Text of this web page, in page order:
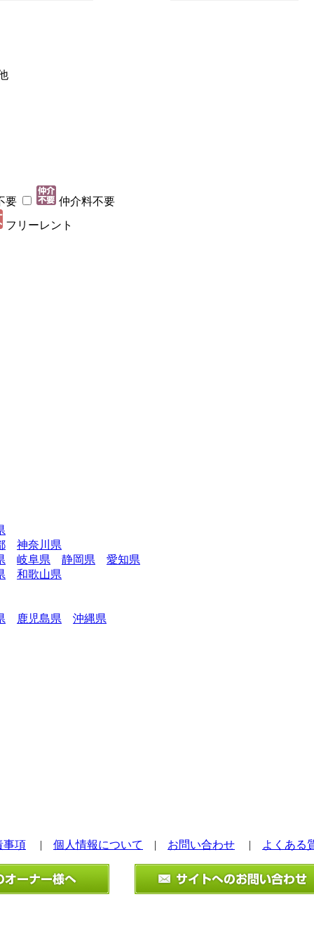
要
仲介料不要
フリーレント
神奈川県
岐阜県 静岡県
愛知県
和歌山県
鹿児島県 沖縄県
事項 | 個人情報について | お問い合わせ | よくある